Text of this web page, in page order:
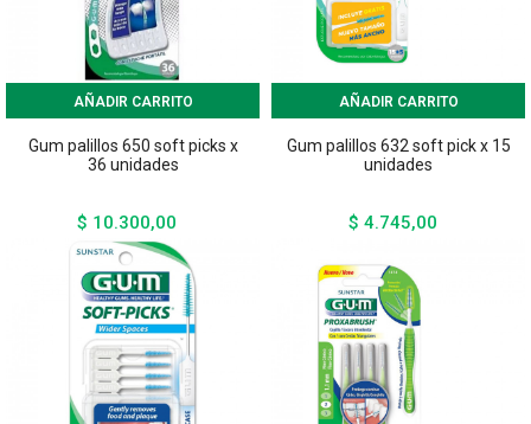
AÑADIR CARRITO
Gum palillos 650 soft picks x
36 unidades
$ 10.300,00
AÑADIR CARRITO
Gum palillos 632 soft pick x 15
unidades
$ 4.745,00